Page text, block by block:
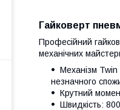
Гайковерт
Професійний
механічних
Механізм Twin
незначного
Крутний
Швидкість: